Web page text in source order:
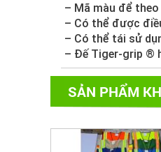
– Mã màu để
– Có thể được
– Có thể tái sử
– Đế Tiger-grip ®
SẢN PHẨM